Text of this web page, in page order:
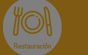
Restauración